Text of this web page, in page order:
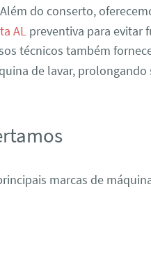
do conserto,
ALpreventiva para evitar
técnicos também
de lavar, prolongando
marcas de